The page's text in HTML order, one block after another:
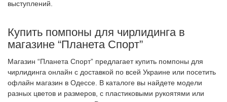
выступлений.
Купить помпоны для чирлидинга в
магазине “Планета Спорт”
Магазин “Планета Спорт” предлагает купить помпоны для
чирлидинга онлайн с доставкой по всей Украине или посетить
офлайн магазин в Одессе. В каталоге вы найдете модели
разных цветов и размеров, с пластиковыми рукоятями или